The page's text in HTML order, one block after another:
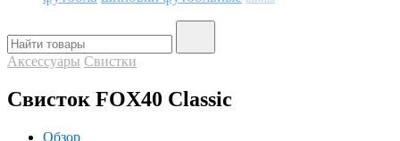
Аксессуары Свистки
Свисток FOX40 Classic
Обзор